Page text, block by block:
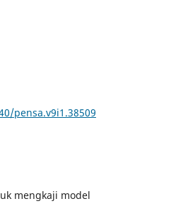
pensa.v9i1.38509
mengkaji model